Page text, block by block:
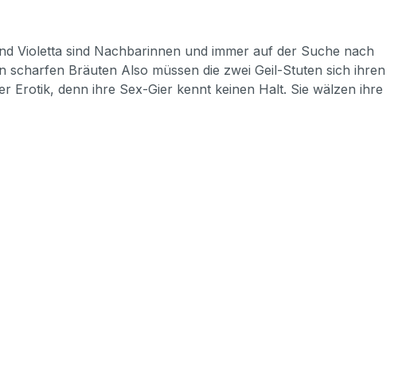
Violetta sind Nachbarinnen und immer auf der Suche nach
Bräuten Also müssen die zwei Geil-Stuten sich ihren
Erotik, denn ihre Sex-Gier kennt keinen Halt. Sie wälzen ihre